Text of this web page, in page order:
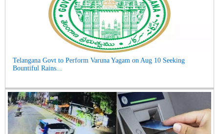
Telangana Govt to Perform Varuna Yagam on Aug 10 Seeking
Bountiful Rains...